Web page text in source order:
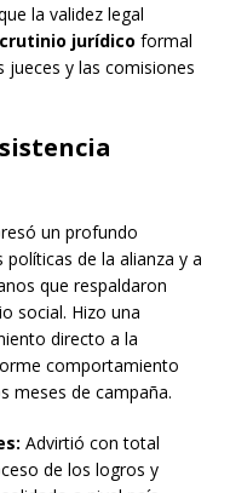
la validez legal
jurídico formal
y las comisiones
un profundo
de la alianza y a
que respaldaron
social. Hizo una
directo a la
comportamiento
meses de campaña.
Advirtió con total
de los logros y